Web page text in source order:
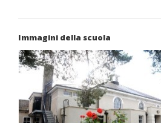
Immagini della scuola